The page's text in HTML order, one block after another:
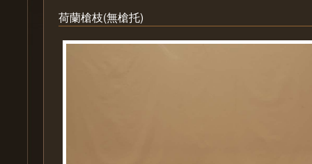
荷蘭槍枝(無槍托)